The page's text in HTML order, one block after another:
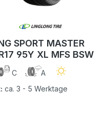
SPORT MASTER
95Y XL MFS BSW
C
A
ca. 3 - 5 Werktage